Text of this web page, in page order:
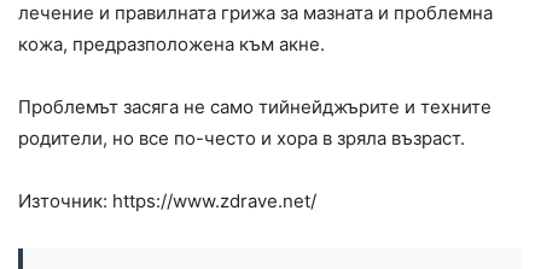
лечение и правилната грижа за мазната и проблемна
кожа, предразположена към акне.
Проблемът засяга не само тийнейджърите и техните
родители, но все по-често и хора в зряла възраст.
Източник: https://www.zdrave.net/